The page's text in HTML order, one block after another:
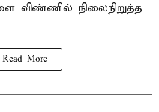
விண்ணில் நிலைநிறுத்த
Read More